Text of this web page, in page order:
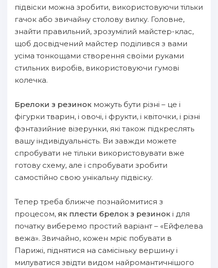
підвіски можна зробити, використовуючи тільки
гачок або звичайну столову вилку. Головне,
знайти правильний, зрозумілий майстер-клас,
щоб досвідчений майстер поділився з вами
усіма тонкощами створення своїми руками
стильних виробів, використовуючи гумові
колечка.
Брелоки з резинок можуть бути різні – це і
фігурки тварин, і овочі, і фрукти, і квіточки, і різні
фэнтазийние візерунки, які також підкреслять
вашу індивідуальність. Ви завжди можете
спробувати не тільки використовувати вже
готову схему, але і спробувати зробити
самостійно свою унікальну підвіску.
Тепер треба ближче познайомитися з
процесом, як плести брелок з резинок і для
початку виберемо простий варіант – «Ейфелева
вежа». Звичайно, кожен мріє побувати в
Парижі, піднятися на самісіньку вершину і
милуватися звідти видом найромантичнішого